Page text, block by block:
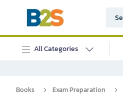
All Categories
Books Exam Preparation